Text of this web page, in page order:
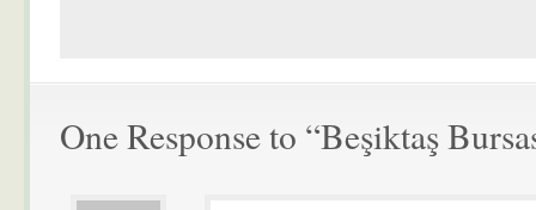
One Response to “Beşiktaş